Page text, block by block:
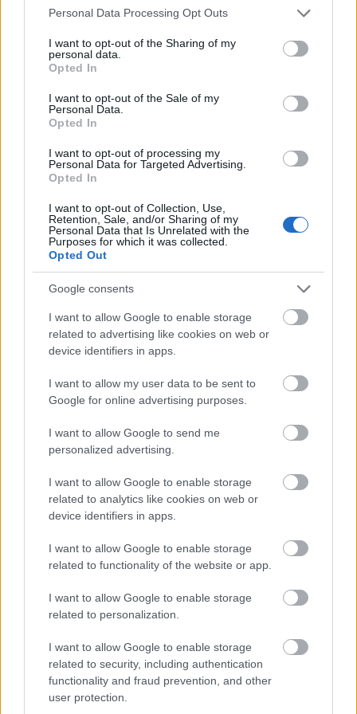
Please note that this website/app uses one or more Google
not limited to your visit or usage behaviour. You may click to
grant or deny consent to Google and its third-party tags to
use your data for below specified purposes in below Google
consent section.
Personal Data Processing Opt Outs
I want to opt-out of the Sharing of my
personal data.
Opted In
I want to opt-out of the Sale of my
Personal Data.
Opted In
I want to opt-out of processing my
Personal Data for Targeted Advertising.
Opted In
I want to opt-out of Collection, Use,
Retention, Sale, and/or Sharing of my
Personal Data that Is Unrelated with the
Purposes for which it was collected.
Opted Out
Google consents
I want to allow Google to enable storage
related to advertising like cookies on web or
device identifiers in apps.
I want to allow my user data to be sent to
Google for online advertising purposes.
I want to allow Google to send me
personalized advertising.
I want to allow Google to enable storage
related to analytics like cookies on web or
device identifiers in apps.
I want to allow Google to enable storage
related to functionality of the website or app.
I want to allow Google to enable storage
related to personalization.
I want to allow Google to enable storage
related to security, including authentication
functionality and fraud prevention, and other
user protection.
Tetszik
Kis mértékben csökkent a
BY:PB012020. OKT 12.
főváros lakossága kis mértékben zsugorodott,
hiszen összességében közel 6 ezer emberrel több
ment el, mint amennyi érkezett. Majdnem 40 ezren
költöztek ki az agglomerációba, és több mint 61
ezer ember költözött másik kerületbe a fővároson
belül,…